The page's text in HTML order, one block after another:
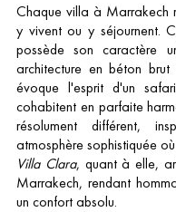
Chaque villa à Marrakech
y vivent ou y séjournent.
possède son caractère
architecture en béton
évoque l'esprit d'un
cohabitent en parfaite
résolument différent,
atmosphère sophistiquée
Villa Clara, quant à elle,
Marrakech, rendant
un confort absolu.